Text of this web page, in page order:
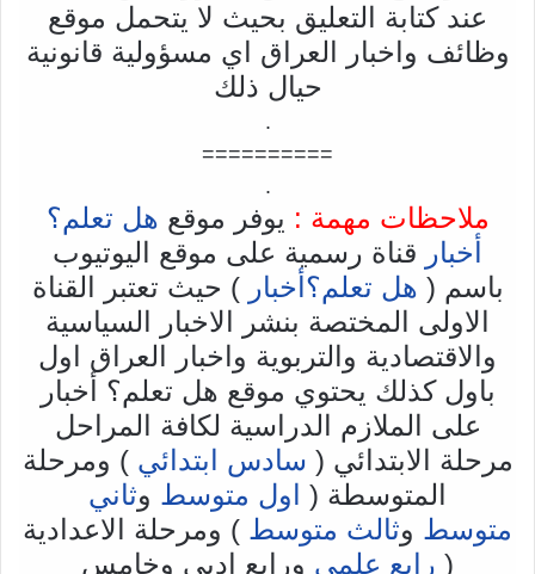
عند كتابة التعليق بحيث لا يتحمل موقع
وظائف واخبار العراق اي مسؤولية قانونية
حيال ذلك
.
==========
.
ملاحظات مهمة : يوفر موقع هل تعلم؟
أخبار قناة رسمية على موقع اليوتيوب
باسم ( هل تعلم؟أخبار ) حيث تعتبر القناة
الاولى المختصة بنشر الاخبار السياسية
والاقتصادية والتربوية واخبار العراق اول
باول كذلك يحتوي موقع هل تعلم؟ أخبار
على الملازم الدراسية لكافة المراحل
مرحلة الابتدائي ( سادس ابتدائي ) ومرحلة
المتوسطة ( اول متوسط وثاني
متوسط وثالث متوسط ) ومرحلة الاعدادية
( رابع علمي ورابع ادبي وخامس